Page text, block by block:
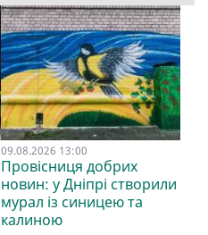
09.08.2026 13:00
Провісниця добрих
новин: у Дніпрі створили
мурал із синицею та
калиною